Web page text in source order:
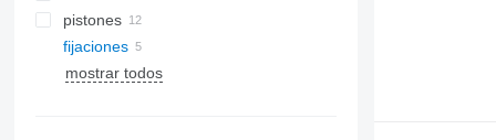
pistones
fijaciones
mostrar todos